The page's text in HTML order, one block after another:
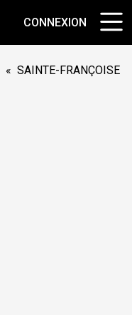
CONNEXION
« SAINTE-FRANÇOISE